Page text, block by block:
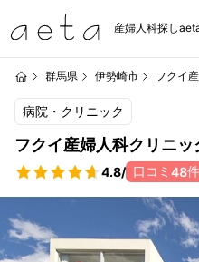
産婦人科探し
群馬県 伊勢崎市 フクイ
病院・クリニック
フクイ産婦人科クリニッ
4.8/ 口コミ 48件